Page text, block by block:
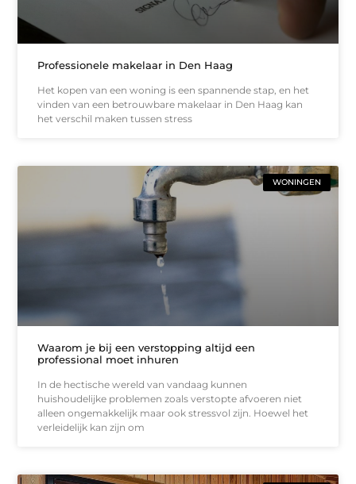
Professionele makelaar in Den Haag
Het kopen van een woning is een spannende stap, en het
vinden van een betrouwbare makelaar in Den Haag kan
het verschil maken tussen stress
WONINGEN
Waarom je bij een verstopping altijd een
professional moet inhuren
In de hectische wereld van vandaag kunnen
huishoudelijke problemen zoals verstopte afvoeren niet
alleen ongemakkelijk maar ook stressvol zijn. Hoewel het
verleidelijk kan zijn om